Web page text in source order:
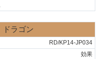
ドラゴン
RD/KP14-JP034
効果